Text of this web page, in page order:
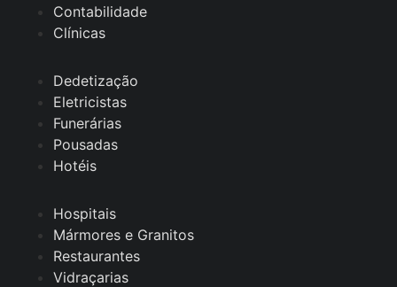
Contabilidade
Clínicas
Dedetização
Eletricistas
Funerárias
Pousadas
Hotéis
Hospitais
Mármores e Granitos
Restaurantes
Vidraçarias